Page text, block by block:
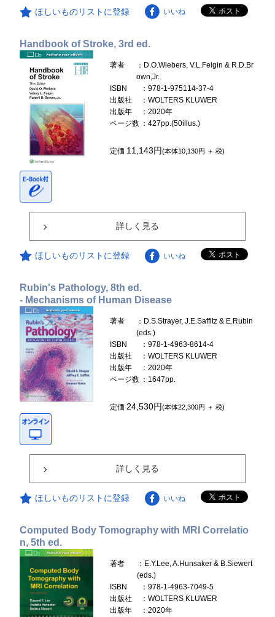
ほしいものリストに登録 いいね
Handbook of Stroke, 3rd ed.
著者
：D.O.Wiebers, V.L.Feigin & R.D.Br
own,Jr.
ISBN
：978-1-975114-37-4
出版社
：WOLTERS KLUWER
出版年
：2020年
ページ数 ：427pp.(50illus.)
定価 11,143円(本体10,130円 ＋ 税)
詳しく見る
ほしいものリストに登録 いいね
Rubin's Pathology, 8th ed.
- Mechanisms of Human Disease
著者
：D.S.Strayer, J.E.Saffitz & E.Rubin
(eds.)
ISBN
：978-1-4963-8614-4
出版社
：WOLTERS KLUWER
出版年
：2020年
ページ数 ：1647pp.
定価24,530円(本体22,300円 ＋ 税)
詳しく見る
ほしいものリストに登録 いいね
Computed Body Tomography with MRI Correlatio
n, 5th ed.
著者
：E.Y.Lee, A.Hunsaker & B.Siewert
(eds.)
ISBN
：978-1-4963-7049-5
出版社
：WOLTERS KLUWER
出版年
：2020年